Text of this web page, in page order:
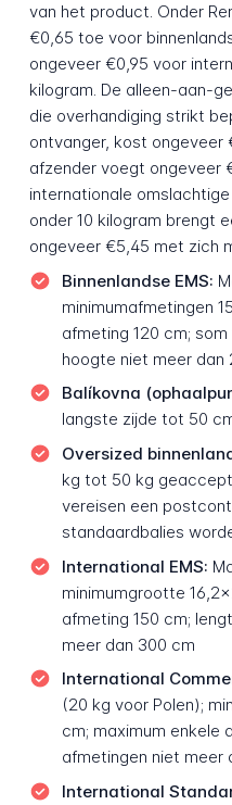
van het product. Onder
€0,65 toe voor
ongeveer €0,95 voor
kilogram. De alleen-aan-
die overhandiging strikt
ontvanger, kost ongeveer
afzender voegt ongeveer
internationale
onder 10 kilogram brengt
ongeveer €5,45 met zich
Binnenlandse EMS:
minimumafmetingen
afmeting 120 cm;
hoogte niet meer dan
Balíkovna
langste zijde tot 50
Oversized
kg tot 50 kg
vereisen een
standaardbalies
International EMS:
minimumgrootte
afmeting 150 cm;
meer dan 300 cm
International
(20 kg voor Polen);
cm; maximum enkele
afmetingen niet meer
International